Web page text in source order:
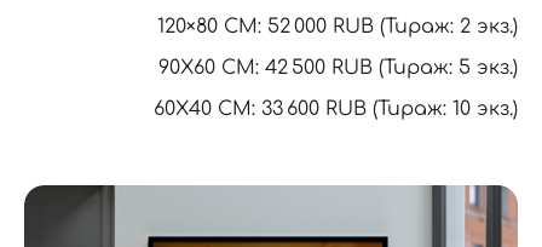
120×80 CM: 52 000 RUB (Тираж: 2 экз.)
90X60 CM: 42 500 RUB (Тираж: 5 экз.)
60Х40 СМ: 33 600 RUB (Тираж: 10 экз.)